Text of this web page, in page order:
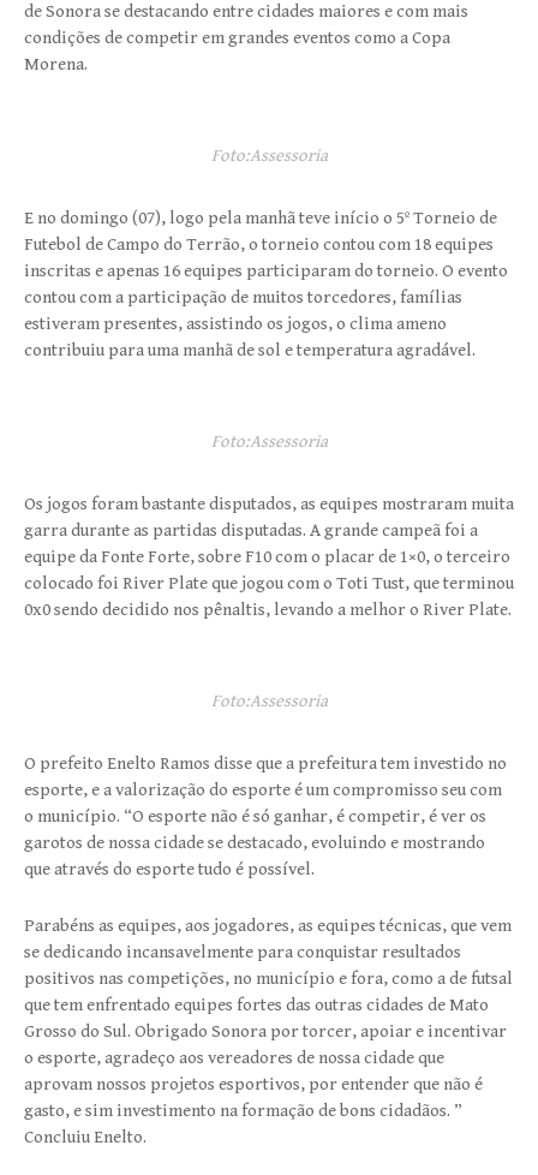
de Sonora se destacando entre cidades maiores e com mais
condições de competir em grandes eventos como a Copa
Morena.
Foto:Assessoria
E no domingo (07), logo pela manhã teve início o 5º Torneio de
Futebol de Campo do Terrão, o torneio contou com 18 equipes
inscritas e apenas 16 equipes participaram do torneio. O evento
contou com a participação de muitos torcedores, famílias
estiveram presentes, assistindo os jogos, o clima ameno
contribuiu para uma manhã de sol e temperatura agradável.
Foto:Assessoria
Os jogos foram bastante disputados, as equipes mostraram muita
garra durante as partidas disputadas. A grande campeã foi a
equipe da Fonte Forte, sobre F10 com o placar de 1×0, o terceiro
colocado foi River Plate que jogou com o Toti Tust, que terminou
0x0 sendo decidido nos pênaltis, levando a melhor o River Plate.
Foto:Assessoria
O prefeito Enelto Ramos disse que a prefeitura tem investido no
esporte, e a valorização do esporte é um compromisso seu com
o município. “O esporte não é só ganhar, é competir, é ver os
garotos de nossa cidade se destacado, evoluindo e mostrando
que através do esporte tudo é possível.
Parabéns as equipes, aos jogadores, as equipes técnicas, que vem
se dedicando incansavelmente para conquistar resultados
positivos nas competições, no município e fora, como a de futsal
que tem enfrentado equipes fortes das outras cidades de Mato
Grosso do Sul. Obrigado Sonora por torcer, apoiar e incentivar
o esporte, agradeço aos vereadores de nossa cidade que
aprovam nossos projetos esportivos, por entender que não é
gasto, e sim investimento na formação de bons cidadãos. ”
Concluiu Enelto.